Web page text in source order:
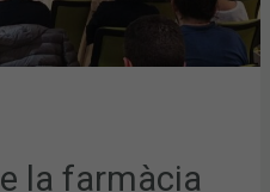
la farmàcia